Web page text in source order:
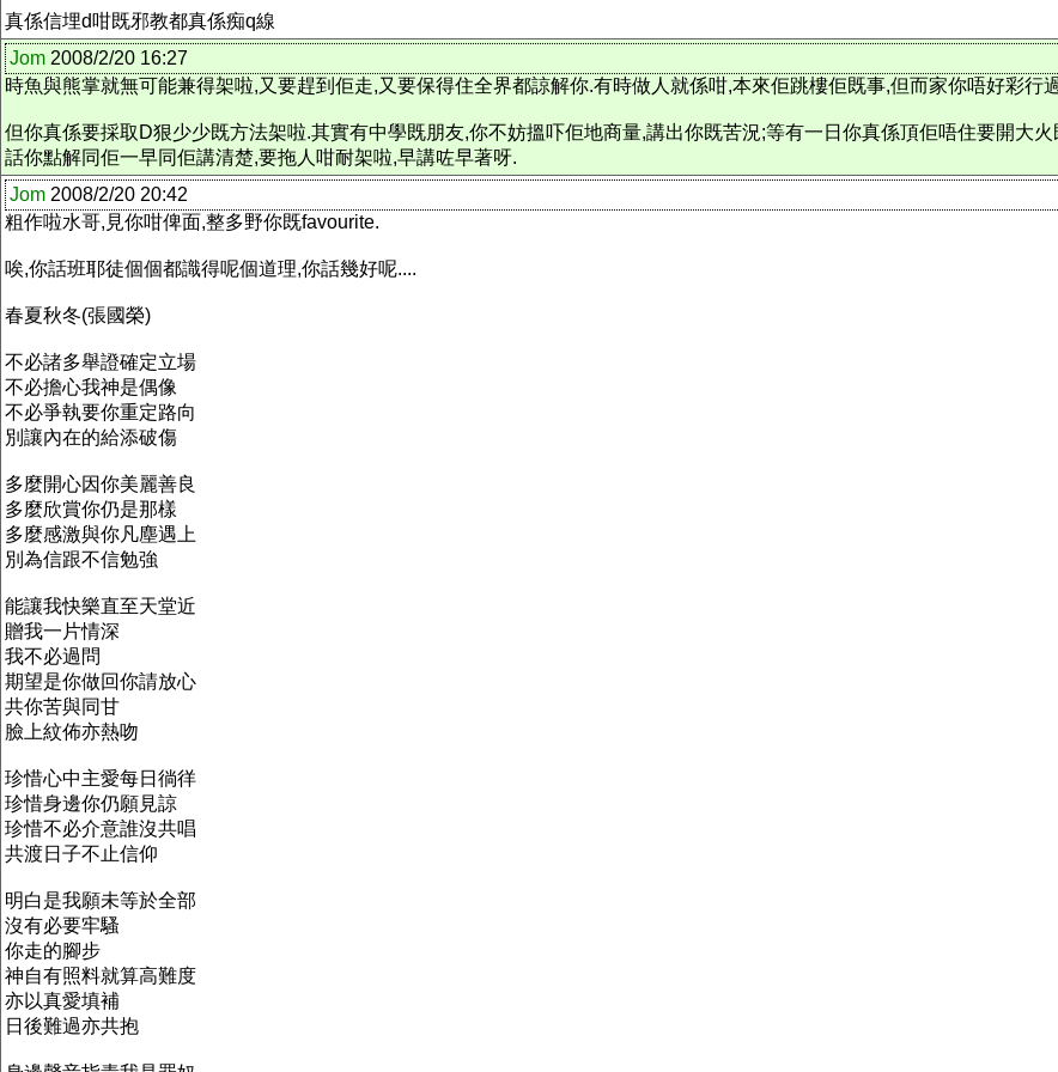
真係信埋d咁既邪教都真係痴q線
Jom 2008/2/20 16:27
時魚與熊掌就無可能兼得架啦,又要趕到佢走,又要保得住全界都諒解你.有時做人就係咁,本來佢跳樓佢既事,但而家你唔好彩
但你真係要採取D狠少少既方法架啦.其實有中學既朋友,你不妨搵吓佢地商量,講出你既苦況;等有一日你真係頂佢唔住要開大
話你點解同佢一早同佢講清楚,要拖人咁耐架啦,早講咗早著呀.
Jom 2008/2/20 20:42
粗作啦水哥,見你咁俾面,整多野你既favourite.
唉,你話班耶徒個個都識得呢個道理,你話幾好呢....
春夏秋冬(張國榮)
不必諸多舉證確定立場
不必擔心我神是偶像
不必爭執要你重定路向
別讓內在的給添破傷
多麼開心因你美麗善良
多麼欣賞你仍是那樣
多麼感激與你凡塵遇上
別為信跟不信勉強
能讓我快樂直至天堂近
贈我一片情深
我不必過問
期望是你做回你請放心
共你苦與同甘
臉上紋佈亦熱吻
珍惜心中主愛每日徜徉
珍惜身邊你仍願見諒
珍惜不必介意誰沒共唱
共渡日子不止信仰
明白是我願未等於全部
沒有必要牢騷
你走的腳步
神自有照料就算高難度
亦以真愛填補
日後難過亦共抱